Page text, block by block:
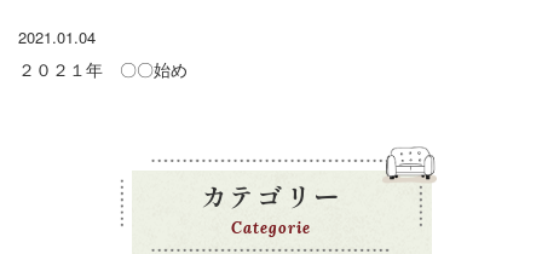
2021.01.04
２０２１年 〇〇始め
カテゴリー
Categorie